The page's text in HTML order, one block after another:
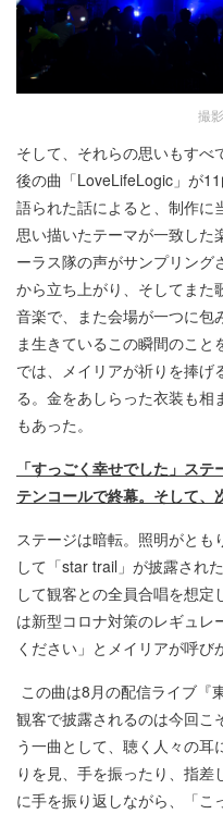
撮
そして、それらの思いもす
後の曲「LoveLifeLogic」が
語られた話によると、制作に
思い描いたテーマが一致した
ーラス隊の声がサンプリン
から立ち上がり、そしてまた
音楽で、また会場が一つに包
ま生きているこの瞬間のこと
では、メイリアが祈りを捧
る。金をあしらった衣装も
もあった。
「すっごく幸せでした」ス
テンコールで終幕。そして、
ステージは暗転。照明がとも
して「star trail」が披露され
して観客との全員合唱を想
は新型コロナ対策のレギュレ
ください」とメイリアが呼び
この曲は8月の配信ライブ『
観客で披露されるのは今回こ
う一曲として、聴く人々の耳
りを見、手を振ったり、指
に手を振り返しながら、「